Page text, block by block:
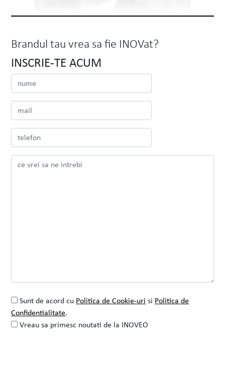
Nawaf Salameh
Chairman & Founding Owner
Prima intalnire cu echipa INOVEO a fost
impresionat cu entuziasmul
Brandul tau vrea sa fie INOVat?
INSCRIE-TE ACUM
Sunt de acord cu Politica de Cookie-uri si Politica de
Confidentialitate.
Vreau sa primesc noutati de la INOVEO